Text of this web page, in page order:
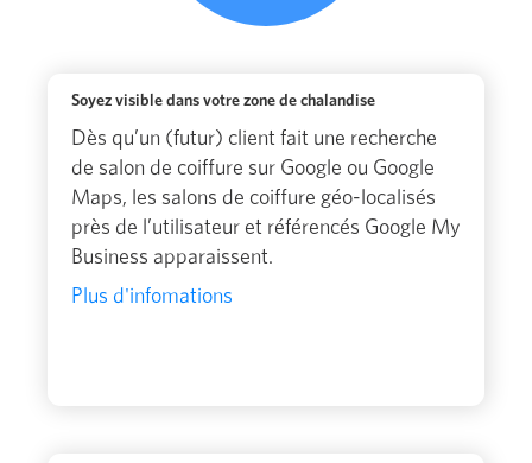
Soyez visible dans votre zone de chalandise
Dès qu’un (futur) client fait une recherche
de salon de coiffure sur Google ou Google
Maps, les salons de coiffure géo-localisés
près de l’utilisateur et référencés Google My
Business apparaissent.
Plus d'infomations